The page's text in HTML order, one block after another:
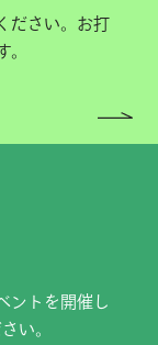
ださい。お打
。
ントを開催し
い。